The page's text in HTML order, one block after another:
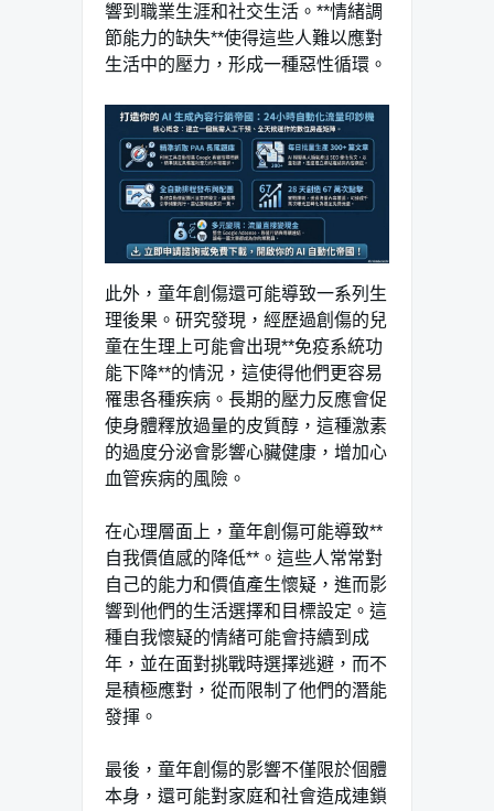
響到職業生涯和社交生活。**情緒調
節能力的缺失**使得這些人難以應對
生活中的壓力，形成一種惡性循環。
此外，童年創傷還可能導致一系列生
理後果。研究發現，經歷過創傷的兒
童在生理上可能會出現**免疫系統功
能下降**的情況，這使得他們更容易
罹患各種疾病。長期的壓力反應會促
使身體釋放過量的皮質醇，這種激素
的過度分泌會影響心臟健康，增加心
血管疾病的風險。
在心理層面上，童年創傷可能導致**
自我價值感的降低**。這些人常常對
自己的能力和價值產生懷疑，進而影
響到他們的生活選擇和目標設定。這
種自我懷疑的情緒可能會持續到成
年，並在面對挑戰時選擇逃避，而不
是積極應對，從而限制了他們的潛能
發揮。
最後，童年創傷的影響不僅限於個體
本身，還可能對家庭和社會造成連鎖